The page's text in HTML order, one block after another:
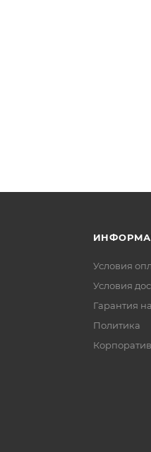
Условия
Условия
Гарантия
Политика